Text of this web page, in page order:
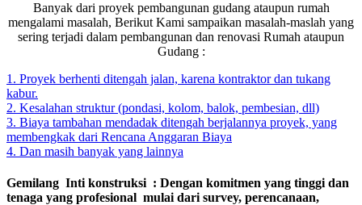
Banyak dari proyek pembangunan gudang ataupun rumah
mengalami masalah, Berikut Kami sampaikan masalah-maslah yang
sering terjadi dalam pembangunan dan renovasi Rumah ataupun
Gudang :
1. Proyek berhenti ditengah jalan, karena kontraktor dan tukang
kabur.
2. Kesalahan struktur (pondasi, kolom, balok, pembesian, dll)
3. Biaya tambahan mendadak ditengah berjalannya proyek, yang
membengkak dari Rencana Anggaran Biaya
4. Dan masih banyak yang lainnya
Gemilang Inti konstruksi : Dengan komitmen yang tinggi dan
tenaga yang profesional mulai dari survey, perencanaan,